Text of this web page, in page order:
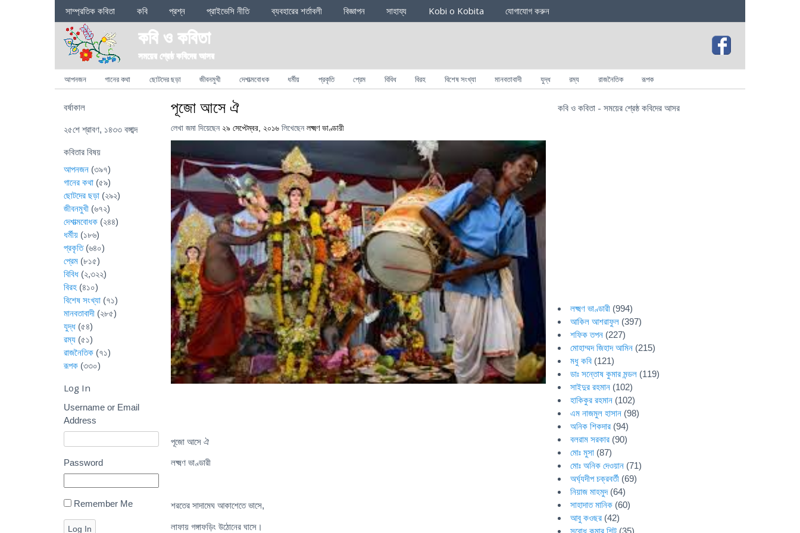
Sections
সাম্প্রতিক কবিতা কবি প্রশ্ন প্রাইভেসি নীতি ব্যবহারের শর্তাবলী বিজ্ঞাপন সাহায্য Kobi o Kobita যোগাযোগ করুন
কবি ও কবিতা
সময়ের শ্রেষ্ঠ কবিদের আসর
Categories
আপনজন গানের কথা ছোটদের ছড়া জীবনমুখী দেশাত্মবোধক ধর্মীয় প্রকৃতি প্রেম বিবিধ বিরহ বিশেষ সংখ্যা মানবতাবাদী যুদ্ধ রম্য রাজনৈতিক রূপক
পূজো আসে ঐ
লেখা জমা দিয়েছেন ২৯ সেপ্টেম্বর, ২০১৬ লিখেছেন লক্ষ্মণ ভাণ্ডারী
­­­­­পূজো আসে ঐ
লক্ষ্মণ ভাণ্ডারী
শরতের সাদামেঘ আকাশেতে ভাসে,
লাফায় গঙ্গাফড়িং উঠোনের ঘাসে।
বর্ষাকাল
২৫শে শ্রাবণ, ১৪৩৩ বঙ্গাব্দ
কবিতার বিষয়
আপনজন (৩৯৭)
গানের কথা (৫৯)
ছোটদের ছড়া (২৯২)
জীবনমুখী (৬৭২)
দেশাত্মবোধক (২৪৪)
ধর্মীয় (১৮৬)
প্রকৃতি(৬৪০)
প্রেম (৮১৫)
বিবিধ (২,৩২২)
বিরহ (৪১০)
বিশেষ সংখ্যা (৭১)
মানবতাবাদী (২৮৫)
যুদ্ধ (৫৪)
রম্য (৫১)
রাজনৈতিক (৭১)
রূপক (৩৩০)
Log In
Username or Email
Address
Password
Remember Me
Log In
কবি ও কবিতা - সময়ের শ্রেষ্ঠ কবিদের আসর
লক্ষ্মণ ভাণ্ডারী (994)
আকিল আশরাফুল (397)
শফিক তপন (227)
মোহাম্মদ জিহাদ আমিন (215)
মধু কবি (121)
ডাঃ সন্তোষ কুমার মন্ডল (119)
সাইদুর রহমান (102)
হাকিকুর রহমান (102)
এম নাজমুল হাসান (98)
অনিক শিকদার (94)
বলরাম সরকার (90)
মোঃ মুসা (87)
মোঃ অনিক দেওয়ান (71)
অর্ঘ্যদীপ চক্রবর্তী (69)
নিয়াজ মাহমুদ(64)
সাহাদাত মানিক (60)
আবু কওছর (42)
সুবোধ কুমার শিট (35)